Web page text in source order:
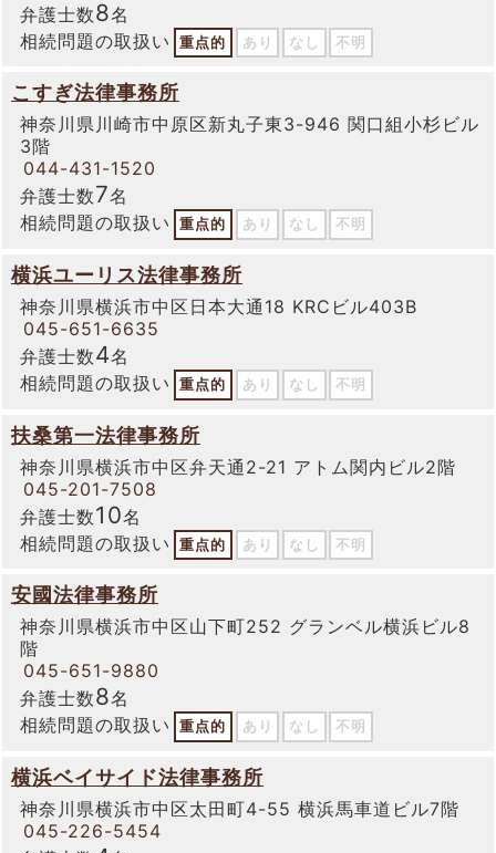
弁護士数8名
相続問題の取扱い
重点的 あり なし 不明
こすぎ法律事務所
神奈川県川崎市中原区新丸子東3-946 関口組小杉ビル
3階
044-431-1520
弁護士数7名
相続問題の取扱い
重点的 あり なし 不明
横浜ユーリス法律事務所
神奈川県横浜市中区日本大通18 KRCビル403B
045-651-6635
弁護士数4名
相続問題の取扱い
重点的 あり なし 不明
扶桑第一法律事務所
神奈川県横浜市中区弁天通2-21 アトム関内ビル2階
045-201-7508
弁護士数10名
相続問題の取扱い
重点的 あり なし 不明
安國法律事務所
神奈川県横浜市中区山下町252 グランベル横浜ビル8
階
045-651-9880
弁護士数8名
相続問題の取扱い
重点的 あり なし 不明
横浜ベイサイド法律事務所
神奈川県横浜市中区太田町4-55 横浜馬車道ビル7階
045-226-5454